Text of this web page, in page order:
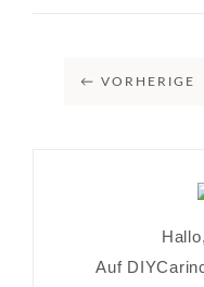
← VORHERIGE
Auf